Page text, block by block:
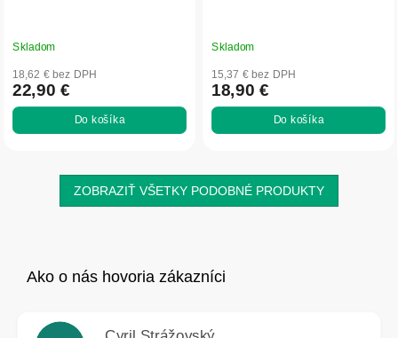
Skladom
18,62 € bez DPH
22,90 €
Do košíka
Skladom
15,37 € bez DPH
18,90 €
Do košíka
ZOBRAZIŤ VŠETKY PODOBNÉ PRODUKTY